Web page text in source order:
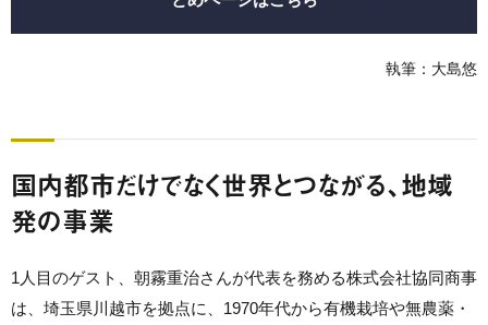
執筆：大島悠
国内都市だけでなく世界とつながる、地域
発の事業
1人目のゲスト、朝霧重治さんが代表を務める株式会社協同商事
は、埼玉県川越市を拠点に、1970年代から有機栽培や無農薬・